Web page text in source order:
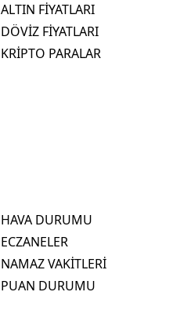
ALTIN FİYATLARI
DÖVİZ FİYATLARI
KRİPTO PARALAR
HAVA DURUMU
ECZANELER
NAMAZ VAKİTLERİ
PUAN DURUMU